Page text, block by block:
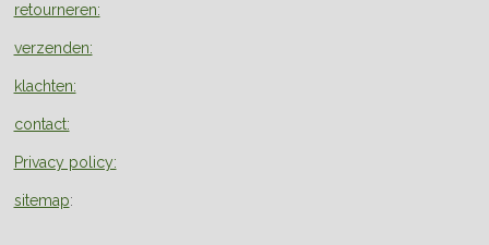
retourneren:
verzenden:
klachten:
contact:
Privacy policy:
sitemap: